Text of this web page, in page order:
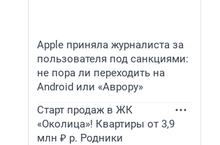
Apple приняла журналиста за
пользователя под санкциями:
не пора ли переходить на
Android или «Аврору»
Старт продаж в ЖК
«Околица»! Квартиры от 3,9
млн ₽ р. Родники